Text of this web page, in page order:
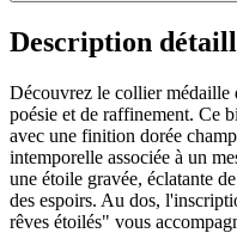
Description
Découvrez le collier médaille
poésie et de raffinement. Ce
avec une finition dorée
intemporelle associée à un
une étoile gravée, éclatante
des espoirs. Au dos,
rêves étoilés" vous